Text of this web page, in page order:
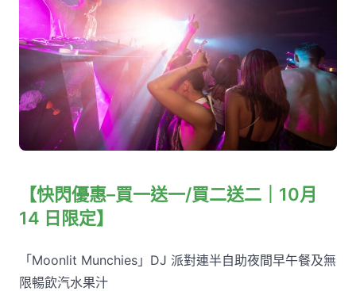
【快閃優惠–買一送一/買二送二｜10月
14 日限定】
「Moonlit Munchies」DJ 派對連半自助夜間早午餐及無
限暢飲汽水果汁